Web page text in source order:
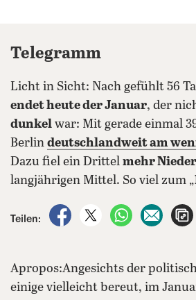
Telegramm
Licht in Sicht: Nach gefühlt 56
endet heute der Januar, der
dunkel war: Mit gerade einmal
Berlin deutschlandweit am
Dazu fiel ein Drittel mehr
langjährigen Mittel. So viel zum „
Teilen:
auf Facebook teilen
auf X teilen
per per
Apropos:Angesichts der
einige vielleicht bereut, im